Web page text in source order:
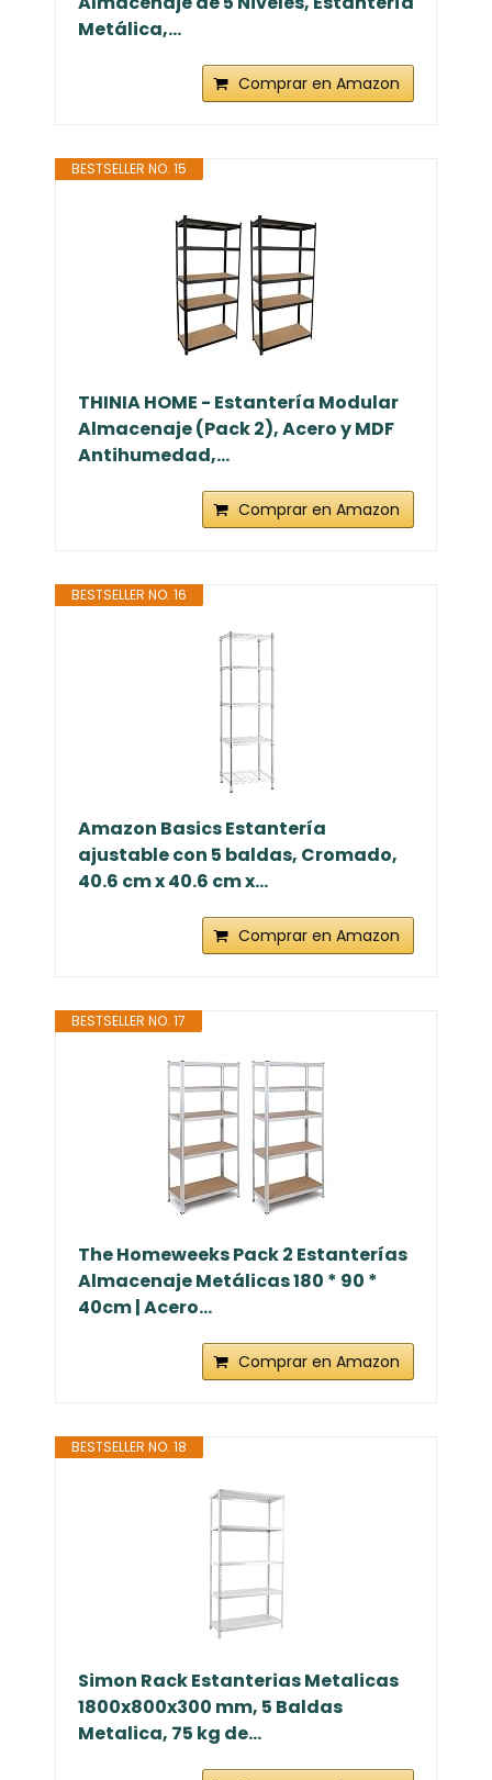
Metálica,...
Comprar en Amazon
BESTSELLER NO. 15
THINIA HOME - Estantería Modular
Almacenaje (Pack 2), Acero y MDF
Antihumedad,...
Comprar en Amazon
BESTSELLER NO. 16
Amazon Basics Estantería
ajustable con 5 baldas, Cromado,
40.6 cm x 40.6 cm x...
Comprar en Amazon
BESTSELLER NO. 17
The Homeweeks Pack 2 Estanterías
Almacenaje Metálicas 180 * 90 *
40cm | Acero...
Comprar en Amazon
BESTSELLER NO. 18
Simon Rack Estanterias Metalicas
1800x800x300 mm, 5 Baldas
Metalica, 75 kg de...